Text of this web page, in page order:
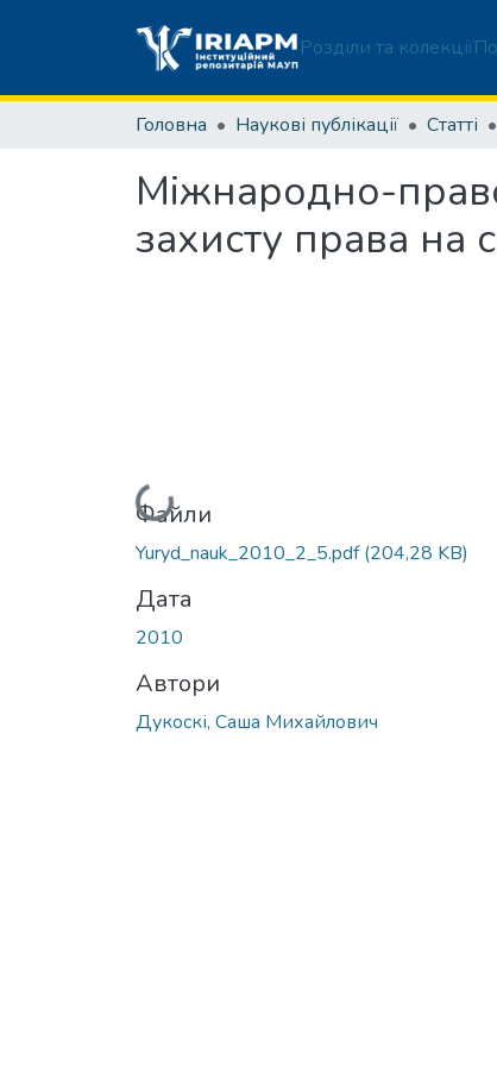
Розділи та колекції
Головна Наукові публікації Статті
Міжнародно-
захисту права на
Вантажиться...
Файли
Yuryd_nauk_2010_2_5.pdf(204,28 KB)
Дата
2010
Автори
Дукоскі, Саша Михайлович